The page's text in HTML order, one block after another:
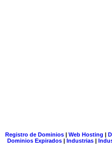
Registro de Dominios| Web Hosting |
Dominios Expirados | Industrias |